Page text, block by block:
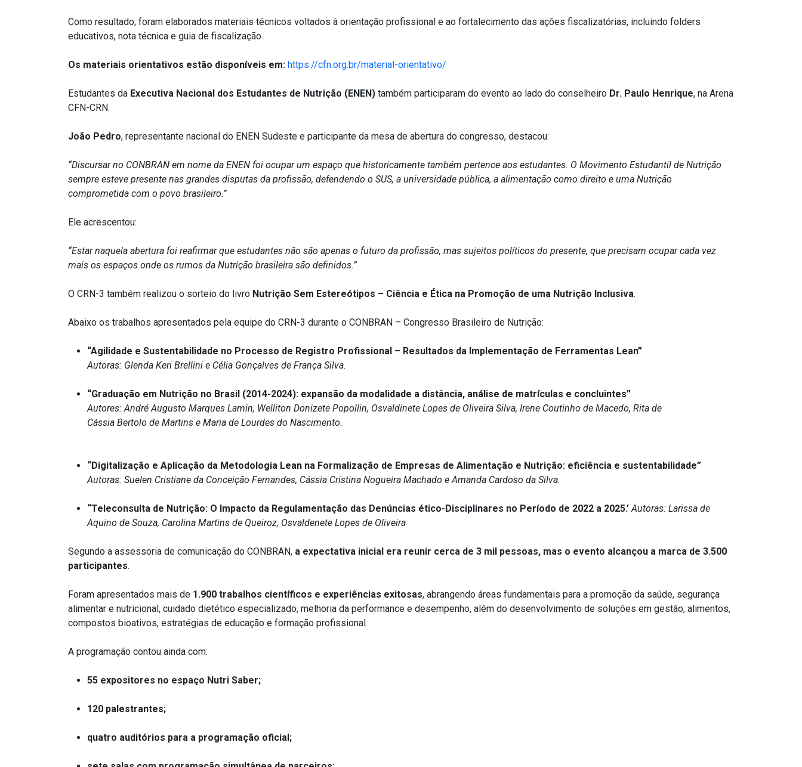
Como resultado, foram elaborados materiais técnicos voltados à orientação profissional e ao fortalecimento das ações fiscalizatórias, incluindo folders
educativos, nota técnica e guia de fiscalização.
Os materiais orientativos estão disponíveis em: https://cfn.org.br/material-orientativo/
Estudantes da Executiva Nacional dos Estudantes de Nutrição (ENEN) também participaram do evento ao lado do conselheiro Dr. Paulo Henrique, na Arena
CFN-CRN.
João Pedro, representante nacional do ENEN Sudeste e participante da mesa de abertura do congresso, destacou:
“Discursar no CONBRAN em nome da ENEN foi ocupar um espaço que historicamente também pertence aos estudantes. O Movimento Estudantil de Nutrição
sempre esteve presente nas grandes disputas da profissão, defendendo o SUS, a universidade pública, a alimentação como direito e uma Nutrição
comprometida com o povo brasileiro.”
Ele acrescentou:
“Estar naquela abertura foi reafirmar que estudantes não são apenas o futuro da profissão, mas sujeitos políticos do presente, que precisam ocupar cada vez
mais os espaços onde os rumos da Nutrição brasileira são definidos.”
O CRN-3 também realizou o sorteio do livro Nutrição Sem Estereótipos – Ciência e Ética na Promoção de uma Nutrição Inclusiva.
Abaixo os trabalhos apresentados pela equipe do CRN-3 durante o CONBRAN – Congresso Brasileiro de Nutrição:
“Agilidade e Sustentabilidade no Processo de Registro Profissional – Resultados da Implementação de Ferramentas Lean”
Autoras: Glenda Keri Brellini e Célia Gonçalves de França Silva.
“Graduação em Nutrição no Brasil (2014-2024): expansão da modalidade a distância, análise de matrículas e concluintes”
Autores: André Augusto Marques Lamin, Welliton Donizete Popollin, Osvaldinete Lopes de Oliveira Silva, Irene Coutinho de Macedo, Rita de
Cássia Bertolo de Martins e Maria de Lourdes do Nascimento.
“Digitalização e Aplicação da Metodologia Lean na Formalização de Empresas de Alimentação e Nutrição: eficiência e sustentabilidade”
Autoras: Suelen Cristiane da Conceição Fernandes, Cássia Cristina Nogueira Machado e Amanda Cardoso da Silva.
“Teleconsulta de Nutrição: O Impacto da Regulamentação das Denúncias ético-Disciplinares no Período de 2022 a 2025.’ Autoras: Larissa de
Aquino de Souza, Carolina Martins de Queiroz, Osvaldenete Lopes de Oliveira
Segundo a assessoria de comunicação do CONBRAN, a expectativa inicial era reunir cerca de 3 mil pessoas, mas o evento alcançou a marca de 3.500
participantes.
Foram apresentados mais de 1.900 trabalhos científicos e experiências exitosas, abrangendo áreas fundamentais para a promoção da saúde, segurança
alimentar e nutricional, cuidado dietético especializado, melhoria da performance e desempenho, além do desenvolvimento de soluções em gestão, alimentos,
compostos bioativos, estratégias de educação e formação profissional.
A programação contou ainda com:
55 expositores no espaço Nutri Saber;
120 palestrantes;
quatro auditórios para a programação oficial;